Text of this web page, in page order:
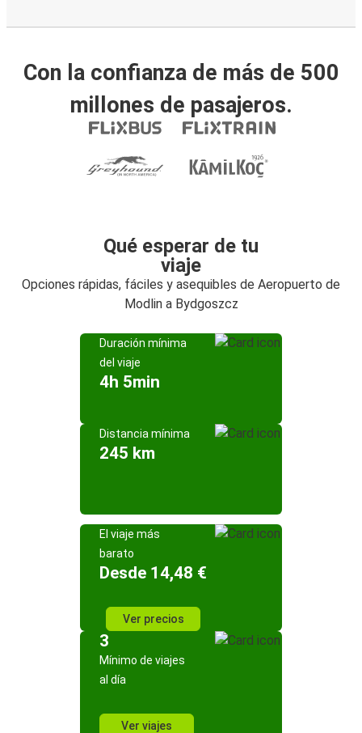
Con la confianza de más de 500
millones de pasajeros.
Qué esperar de tu
viaje
Opciones rápidas, fáciles y asequibles de Aeropuerto de
Modlin a Bydgoszcz
Duración mínima
del viaje
4h 5min
Distancia mínima
245 km
El viaje más
barato
Desde 14,48 €
Ver precios
3
Mínimo de viajes
al día
Ver viajes